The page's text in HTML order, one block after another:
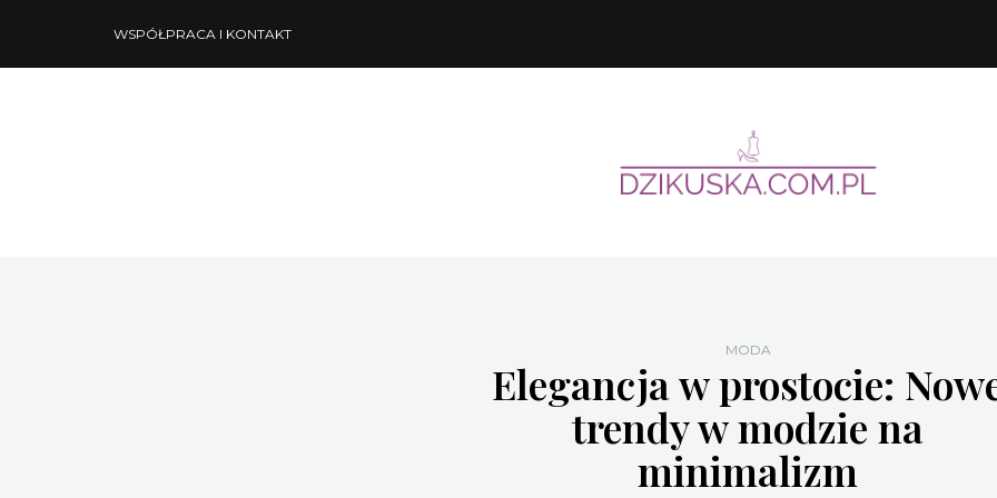
WSPÓŁPRACA I KONTAKT
MODA
Elegancja w prostocie:
trendy w modzie na
minimalizm